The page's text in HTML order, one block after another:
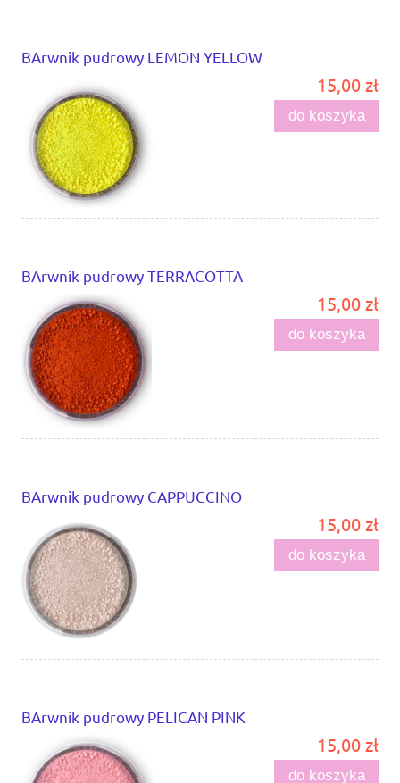
BArwnik pudrowy LEMON YELLOW
15,00 zł
do koszyka
BArwnik pudrowy TERRACOTTA
15,00 zł
do koszyka
BArwnik pudrowy CAPPUCCINO
15,00 zł
do koszyka
BArwnik pudrowy PELICAN PINK
15,00 zł
do koszyka